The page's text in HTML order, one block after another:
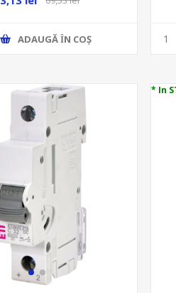
ADAUGĂ ȊN COŞ
* In